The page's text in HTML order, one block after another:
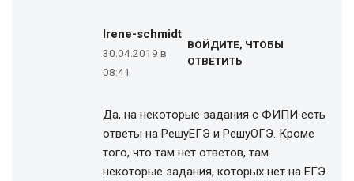
Irene-schmidt
30.04.2019 в
08:41
ВОЙДИТЕ, ЧТОБЫ
ОТВЕТИТЬ
Да, на некоторые задания с ФИПИ есть
ответы на РешуЕГЭ и РешуОГЭ. Кроме
того, что там нет ответов, там
некоторые задания, которых нет на ЕГЭ